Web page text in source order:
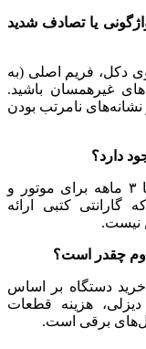
یا تصادف شدید
دکل، فریم اصلی (به
غیرهمسان باشید.
نامرتب بودن
دارد؟
بله، فروشندگان معتبر معمولاً ضمانت ۱ تا ۳ ماهه برای موتور و
کتبی ارائه
نیست.
چقدر است؟
۱۵ درصد قیمت خرید دستگاه بر اساس
هزینه قطعات
برقی است.